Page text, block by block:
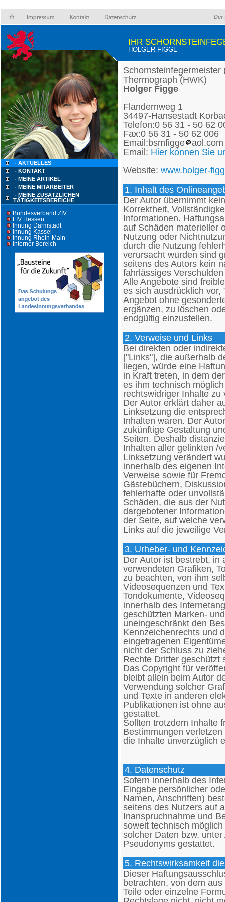
Der
- AKTUELLES
- KONTAKT
- MEINE ARTIKEL
- MEINE MITARBEITER
- MEINE ZUSÄTZLICHEN
TÄTIGKEITSBEREICHE
Bundesverband ZIV
LIV Hessen
Innung Darmstadt
Innung Kassel
Innung Rhein-Main
Interner Bereich
IHR
HOLGER FIGGE
Thermograph (HWK)
Holger Figge
Flandernweg 1
34497-Hansestadt
Telefon:0 56 31 - 50 62
Fax:0 56 31 - 50 62 006
Email:bsmfigge
aol.com
Email: Hier können Sie
Website: www.holger-
1. Inhalt des
Der Autor übernimmt
Korrektheit,
Informationen.
auf Schäden materieller
Nutzung oder
durch die Nutzung
verursacht wurden sind
seitens des Autors kein
fahrlässiges
Alle Angebote sind
es sich ausdrücklich vor,
Angebot ohne
ergänzen, zu löschen
endgültig einzustellen.
2. Verweise und Links
Bei direkten oder
["Links"], die außerhalb
liegen, würde eine
in Kraft treten, in dem
es ihm technisch
rechtswidriger Inhalte zu
Der Autor erklärt daher
Linksetzung die
Inhalten waren. Der
zukünftige Gestaltung
Seiten. Deshalb
Inhalten aller gelinkten /
Linksetzung verändert
innerhalb des eigenen
Verweise sowie für
Gästebüchern,
fehlerhafte oder
Schäden, die aus der
dargebotener
der Seite, auf welche
Links auf die jeweilige
3. Urheber- und
Der Autor ist bestrebt, in
verwendeten Grafiken,
zu beachten, von ihm
Videosequenzen und
Tondokumente,
innerhalb des
geschützten Marken-
uneingeschränkt den
Kennzeichenrechts und
eingetragenen
nicht der Schluss zu
Rechte Dritter geschützt
Das Copyright für
bleibt allein beim Autor
Verwendung solcher
und Texte in anderen
Publikationen ist ohne
gestattet.
Sollten trotzdem Inhalte
Bestimmungen
die Inhalte unverzüglich
4. Datenschutz
Sofern innerhalb des
Eingabe persönlicher
Namen, Anschriften)
seitens des Nutzers auf
Inanspruchnahme und
soweit technisch
solcher Daten bzw.
Pseudonyms gestattet.
5. Rechtswirksamkeit
Dieser
betrachten, von dem
Teile oder einzelne